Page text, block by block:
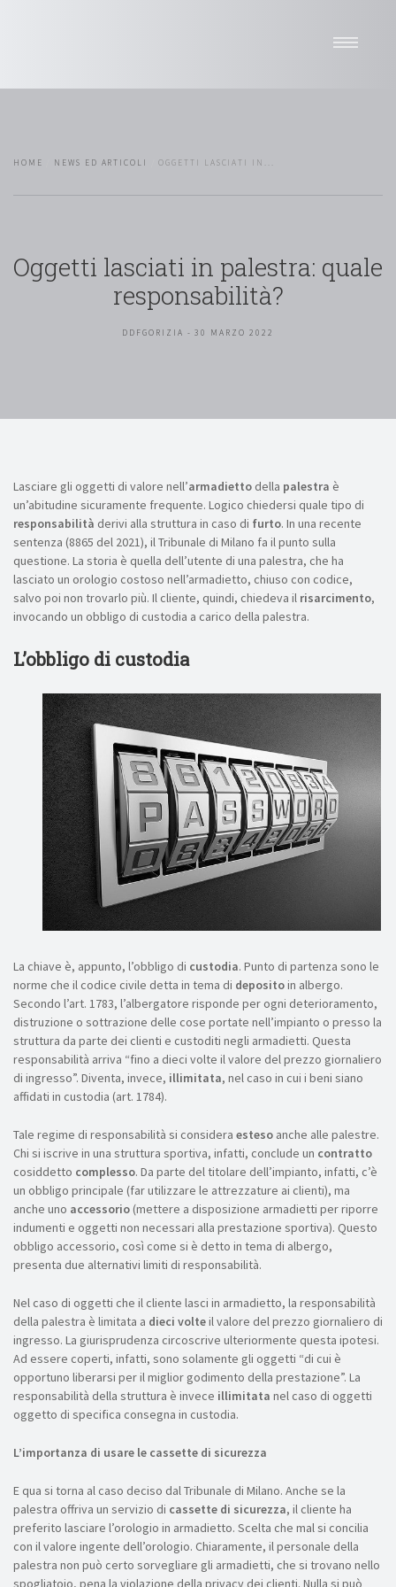
News
Pro bono
Selettore di lingua
HOME NEWS ED ARTICOLI OGGETTI LASCIATI IN...
Oggetti lasciati in palestra: quale
responsabilità?
DDFGORIZIA - 30 MARZO 2022
Lasciare gli oggetti di valore nell’armadietto della palestra è
un’abitudine sicuramente frequente. Logico chiedersi quale tipo di
responsabilità derivi alla struttura in caso di furto. In una recente
sentenza (8865 del 2021), il Tribunale di Milano fa il punto sulla
questione. La storia è quella dell’utente di una palestra, che ha
lasciato un orologio costoso nell’armadietto, chiuso con codice,
salvo poi non trovarlo più. Il cliente, quindi, chiedeva il risarcimento,
invocando un obbligo di custodia a carico della palestra.
L’obbligo di custodia
La chiave è, appunto, l’obbligo di custodia. Punto di partenza sono le
norme che il codice civile detta in tema di depositoin albergo.
Secondo l’art. 1783, l’albergatore risponde per ogni deterioramento,
distruzione o sottrazione delle cose portate nell’impianto o presso la
struttura da parte dei clienti e custoditi negli armadietti. Questa
responsabilità arriva “fino a dieci volte il valore del prezzo giornaliero
di ingresso”. Diventa, invece, illimitata, nel caso in cui i beni siano
affidati in custodia (art. 1784).
Tale regime di responsabilità si considera esteso anche alle palestre.
Chi si iscrive in una struttura sportiva, infatti, conclude un contratto
cosiddetto complesso. Da parte del titolare dell’impianto, infatti, c’è
un obbligo principale (far utilizzare le attrezzature ai clienti), ma
anche uno accessorio (mettere a disposizione armadietti per riporre
indumenti e oggetti non necessari alla prestazione sportiva). Questo
obbligo accessorio, così come si è detto in tema di albergo,
presenta due alternativi limiti di responsabilità.
Nel caso di oggetti che il cliente lasci in armadietto, la responsabilità
della palestra è limitata a dieci volteil valore del prezzo giornaliero di
ingresso. La giurisprudenza circoscrive ulteriormente questa ipotesi.
Ad essere coperti, infatti, sono solamente gli oggetti “di cui è
opportuno liberarsi per il miglior godimento della prestazione”. La
responsabilità della struttura è invece illimitata nel caso di oggetti
oggetto di specifica consegna in custodia.
L’importanza di usare le cassette di sicurezza
E qua si torna al caso deciso dal Tribunale di Milano. Anche se la
palestra offriva un servizio di cassette di sicurezza, il cliente ha
preferito lasciare l’orologio in armadietto. Scelta che mal si concilia
con il valore ingente dell’orologio. Chiaramente, il personale della
palestra non può certo sorvegliare gli armadietti, che si trovano nello
spogliatoio, pena la violazione della privacy dei clienti. Nulla si può